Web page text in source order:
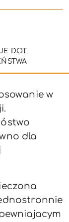
DOT.
w
dla